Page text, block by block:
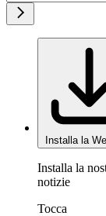
Installa la
Installa la
notizie
Tocca